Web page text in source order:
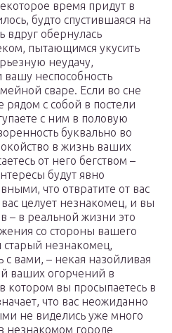
время придут в
будто спустившаяся на
вдруг обернулась
пытающимся укусить
неудачу,
вашу неспособность
сваре. Если во сне
с собой в постели
с ним в половую
буквально во
в жизнь ваших
от него бегством –
будут явно
что отвратите от вас
целует незнакомец, и вы
– в реальной жизни это
со стороны вашего
незнакомец,
вами, – некая назойливая
ваших огорчений в
котором вы просыпаетесь в
что вас неожиданно
не виделись уже много
незнакомом городе